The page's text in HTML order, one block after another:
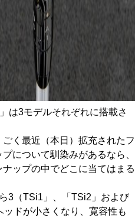
は3モデルそれぞれに搭載さ
く最近（本日）拡充されたフ
について馴染みがあるなら、
ップの中でどこに当てはまる
3（TSi1」、「TSi2」および
ッドが小さくなり、寛容性も